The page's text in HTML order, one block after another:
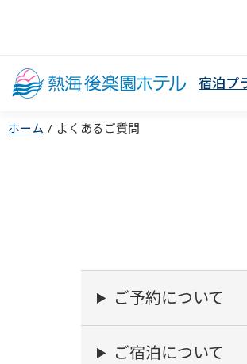
宿泊プ
ホーム よくあるご質問
ご予約について
ご宿泊について